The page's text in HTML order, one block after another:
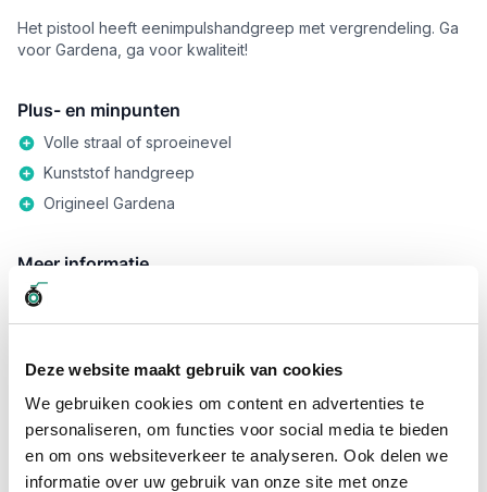
Deze website maakt gebruik van cookies
We gebruiken cookies om content en advertenties te
personaliseren, om functies voor social media te bieden
en om ons websiteverkeer te analyseren. Ook delen we
informatie over uw gebruik van onze site met onze
Het pistool heeft eenimpulshandgreep met vergrendeling. Ga
voor Gardena, ga voor kwaliteit!
Plus- en minpunten
Volle straal of sproeinevel
Kunststof handgreep
Origineel Gardena
Meer informatie
Vragen? Neem dan nu contact op
We zijn beschikbaar van ma t/m vr van 08:00 tot 17:00 uur.